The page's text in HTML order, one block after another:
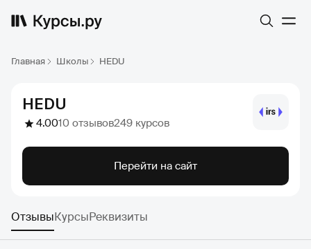
Главная Школы HEDU
HEDU
4.0010 отзывов249 курсов
Перейти на сайт
ОтзывыКурсыРеквизиты